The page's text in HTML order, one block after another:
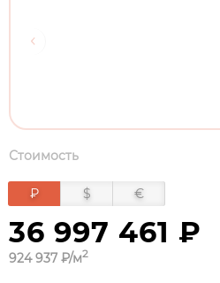
Стоимость
₽ $ €
36 997 461 ₽
924 937 ₽/м2